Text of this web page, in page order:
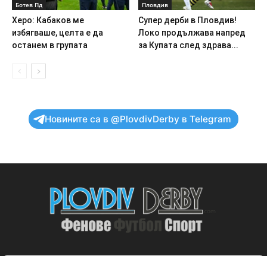
Ботев Пд
Херо: Кабаков ме
избягваше, целта е да
останем в групата
Пловдив
Супер дерби в Пловдив!
Локо продължава напред
за Купата след здрава...
Новините са в @PlovdivDerby в Telegram